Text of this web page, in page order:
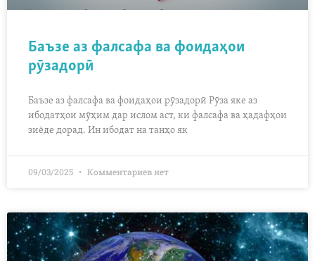
Баъзе аз фалсафа ва фоидаҳои
рӯзадорӣ
Баъзе аз фалсафа ва фоидаҳои рӯзадорӣ Рӯза яке аз
ибодатҳои мӯҳим дар ислом аст, ки фалсафа ва ҳадафҳои
зиёде дорад. Ин ибодат на танҳо як
09/03/2025 Комментариев нет